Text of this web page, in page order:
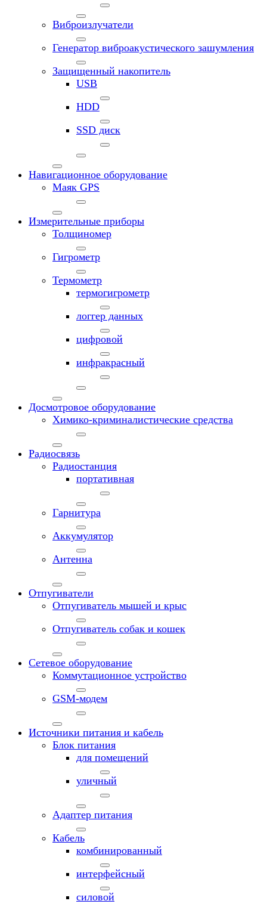
Виброизлучатели
Генератор виброакустического зашумления
Защищенный накопитель
USB
HDD
SSD диск
Навигационное оборудование
Маяк GPS
Измерительные приборы
Толщиномер
Гигрометр
Термометр
термогигрометр
логгер данных
цифровой
инфракрасный
Досмотровое оборудование
Химико-криминалистические средства
Радиосвязь
Радиостанция
портативная
Гарнитура
Аккумулятор
Антенна
Отпугиватели
Отпугиватель мышей и крыс
Отпугиватель собак и кошек
Сетевое оборудование
Коммутационное устройство
GSM-модем
Источники питания и кабель
Блок питания
для помещений
уличный
Адаптер питания
Кабель
комбинированный
интерфейсный
силовой